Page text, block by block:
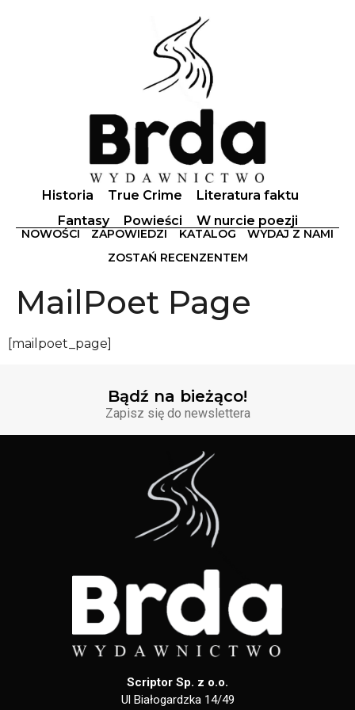
Historia True Crime
Literatura faktu
Fantasy
Powieści W nurcie poezji
NOWOŚCI ZAPOWIEDZI KATALOG
WYDAJ Z NAMI
ZOSTAŃ RECENZENTEM
MailPoet Page
[mailpoet_page]
Bądź na bieżąco!
Zapisz się do newslettera
Scriptor Sp. z o.o.
Ul Białogardzka 14/49